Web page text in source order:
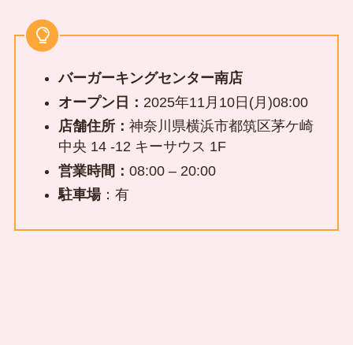
バーガーキングセンター南店
オープン日： 2025年11月10日(月)08:00
店舗住所： 神奈川県横浜市都筑区茅ケ崎
中央 14 -12 キーサウス 1F
営業時間： 08:00 – 20:00
駐車場：有